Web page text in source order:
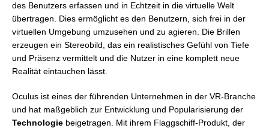
des Benutzers erfassen und in Echtzeit in die virtuelle Welt
übertragen. Dies ermöglicht es den Benutzern, sich frei in der
virtuellen Umgebung umzusehen und zu agieren. Die Brillen
erzeugen ein Stereobild, das ein realistisches Gefühl von Tiefe
und Präsenz vermittelt und die Nutzer in eine komplett neue
Realität eintauchen lässt.
Oculus ist eines der führenden Unternehmen in der VR-Branche
und hat maßgeblich zur Entwicklung und Popularisierung der
Technologie beigetragen. Mit ihrem Flaggschiff-Produkt, der